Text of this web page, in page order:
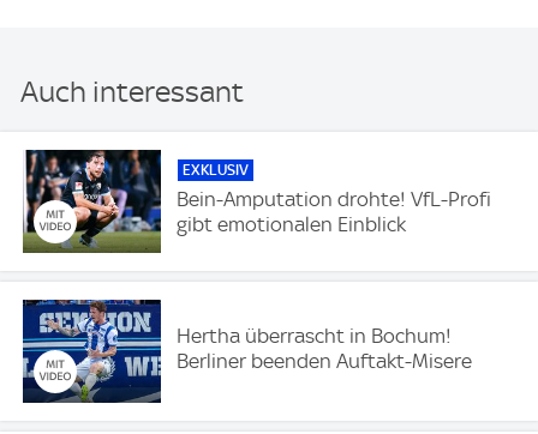
Auch interessant
EXKLUSIV
Bein-Amputation drohte! VfL-Profi
gibt emotionalen Einblick
Hertha überrascht in Bochum!
Berliner beenden Auftakt-Misere